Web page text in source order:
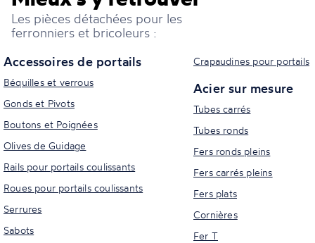
Les pièces détachées pour les
ferronniers et bricoleurs :
Accessoires de portails
Béquilles et verrous
Gonds et Pivots
Boutons et Poignées
Olives de Guidage
Rails pour portails coulissants
Roues pour portails coulissants
Serrures
Sabots
Crapaudines pour portails
Acier sur mesure
Tubes carrés
Tubes ronds
Fers ronds pleins
Fers carrés pleins
Fers plats
Cornières
Fer T